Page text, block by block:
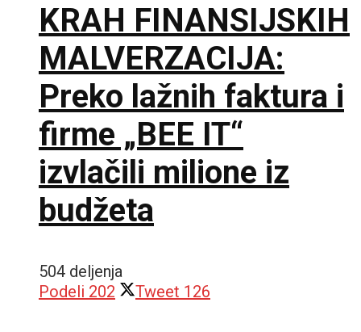
KRAH FINANSIJSKIH
MALVERZACIJA:
Preko lažnih faktura i
firme „BEE IT“
izvlačili milione iz
budžeta
504 deljenja
Podeli 202 Tweet 126